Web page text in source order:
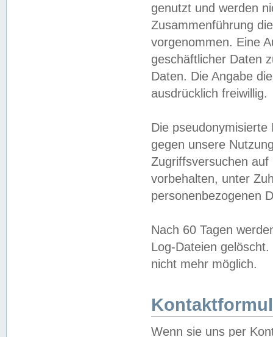
genutzt und werden
Zusammenführung
vorgenommen. Eine
geschäftlicher Daten
Daten. Die Angabe
ausdrücklich freiwillig.
Die
gegen unsere
Zugriffsversuchen
vorbehalten, unter
personenbezogenen
Nach 60 Tagen
Log-Dateien
nicht mehr möglich.
Wenn sie uns per